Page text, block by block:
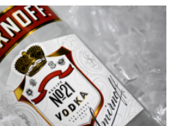
blijkt de topper onder de